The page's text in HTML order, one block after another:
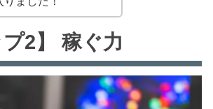
プ2】 稼ぐ力